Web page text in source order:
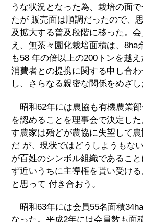
うな状況となった為、栽培の面
たが 販売面は順調だったので、
及拡大する普及段階に移った。
え、無茶々園化栽培面積は、8ha
も58 年の倍以上の200トンを越
消費者との提携に関する申し合
し、さらなる親密な関係をめざし
昭和62年には農協も有機農業
を認めることを理事会で決定し
す農家は殆どが農協に失望して
だ が、現状ではどうしようもな
が百姓のシンボル組織であるこ
ず近いうちに主導権を貰い受け
と思って 付き合おう。
昭和63年には会員55名面積
なった。平成2年には会員数も面